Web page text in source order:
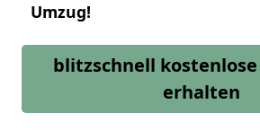
Umzug!
blitzschnell
erhalten